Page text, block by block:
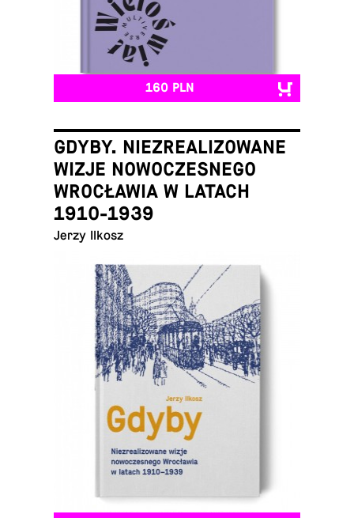
160 PLN
GDYBY. NIEZREALIZOWANE
WIZJE NOWOCZESNEGO
WROCŁAWIA W LATACH
1910-1939
Jerzy Ilkosz